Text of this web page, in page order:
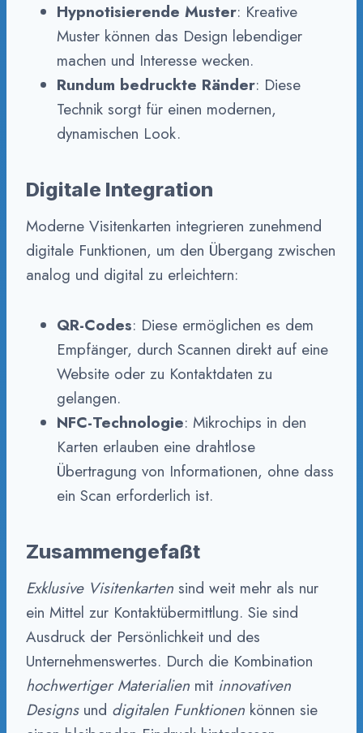
Hypnotisierende Muster: Kreative
Muster können das Design lebendiger
machen und Interesse wecken.
Rundum bedruckte Ränder: Diese
Technik sorgt für einen modernen,
dynamischen Look.
Digitale Integration
Moderne Visitenkarten integrieren zunehmend
digitale Funktionen, um den Übergang zwischen
analog und digital zu erleichtern:
QR-Codes: Diese ermöglichen es dem
Empfänger, durch Scannen direkt auf eine
Website oder zu Kontaktdaten zu
gelangen.
NFC-Technologie: Mikrochips in den
Karten erlauben eine drahtlose
Übertragung von Informationen, ohne dass
ein Scan erforderlich ist.
Zusammengefaßt
Exklusive Visitenkarten sind weit mehr als nur
ein Mittel zur Kontaktübermittlung. Sie sind
Ausdruck der Persönlichkeit und des
Unternehmenswertes. Durch die Kombination
hochwertiger Materialien mit innovativen
Designsund digitalen Funktionen können sie